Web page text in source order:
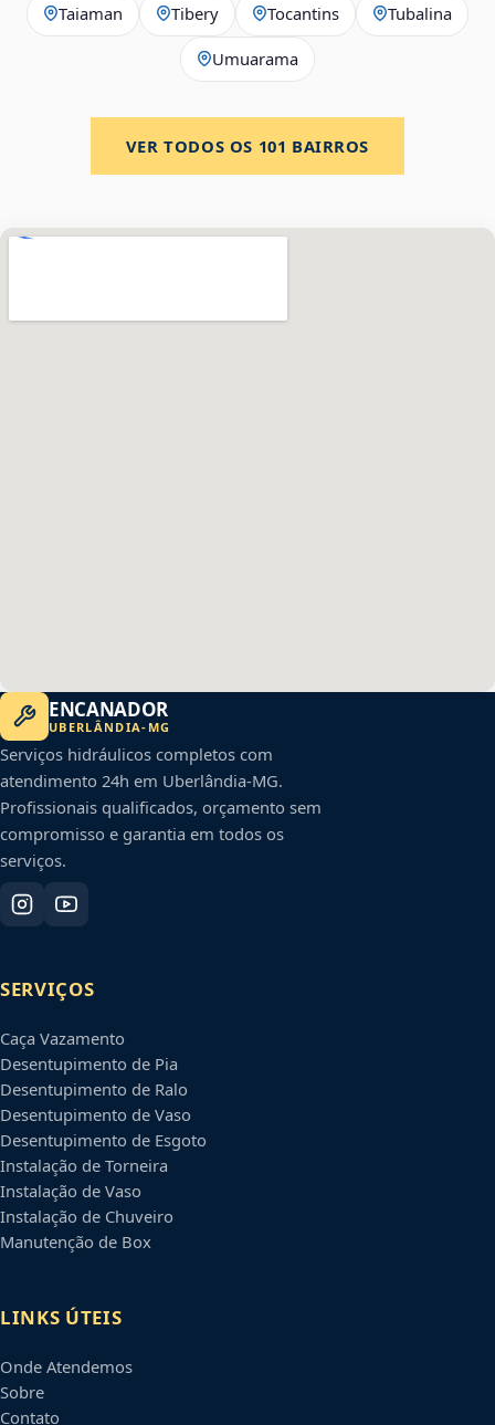
Taiaman Tibery Tocantins Tubalina
Umuarama
VER TODOS OS 101 BAIRROS
ENCANADOR
UBERLÂNDIA- MG
Serviços hidráulicos completos com
atendimento 24h em Uberlândia-MG.
Profissionais qualificados, orçamento sem
compromisso e garantia em todos os
serviços.
SERVIÇOS
Caça Vazamento
Desentupimento de Pia
Desentupimento de Ralo
Desentupimento de Vaso
Desentupimento de Esgoto
Instalação de Torneira
Instalação de Vaso
Instalação de Chuveiro
Manutenção de Box
LINKS ÚTEIS
Onde Atendemos
Sobre
Contato